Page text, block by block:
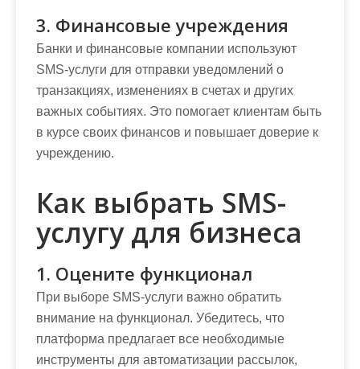
3. Финансовые учреждения
Банки и финансовые компании используют
SMS-услуги для отправки уведомлений о
транзакциях, изменениях в счетах и других
важных событиях. Это помогает клиентам быть
в курсе своих финансов и повышает доверие к
учреждению.
Как выбрать SMS-
услугу для бизнеса
1. Оцените функционал
При выборе SMS-услуги важно обратить
внимание на функционал. Убедитесь, что
платформа предлагает все необходимые
инструменты для автоматизации рассылок,